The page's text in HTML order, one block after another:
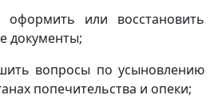
или восстановить
документы;
вопросы по усыновлению
попечительства и опеки;